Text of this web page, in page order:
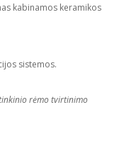
kabinamos keramikos
sistemos.
rėmo tvirtinimo